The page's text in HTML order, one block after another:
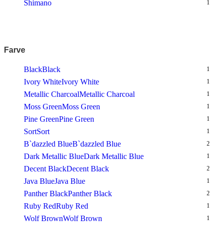
Shimano 1
Farve
BlackBlack 1
Ivory WhiteIvory White 1
Metallic CharcoalMetallic Charcoal 1
Moss GreenMoss Green 1
Pine GreenPine Green 1
SortSort 1
B`dazzled BlueB`dazzled Blue 2
Dark Metallic BlueDark Metallic Blue 1
Decent BlackDecent Black 2
Java BlueJava Blue 1
Panther BlackPanther Black 2
Ruby RedRuby Red 1
Wolf BrownWolf Brown 1